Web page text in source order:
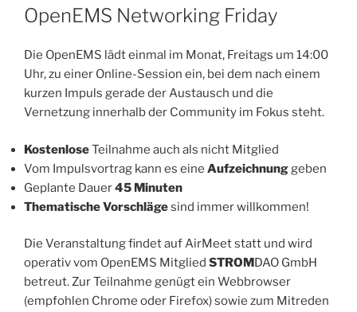
AM
OpenEMS Networking Friday
Die OpenEMS lädt einmal im Monat, Freitags um 14:00
Uhr, zu einer Online-Session ein, bei dem nach einem
kurzen Impuls gerade der Austausch und die
Vernetzung innerhalb der Community im Fokus steht.
KostenloseTeilnahme auch als nicht Mitglied
Vom Impulsvortrag kann es eine Aufzeichnung geben
Geplante Dauer45 Minuten
Thematische Vorschlägesind immer willkommen!
Die Veranstaltung findet auf AirMeet statt und wird
operativ vom OpenEMS Mitglied STROMDAO GmbH
betreut. Zur Teilnahme genügt ein Webbrowser
(empfohlen Chrome oder Firefox) sowie zum Mitreden